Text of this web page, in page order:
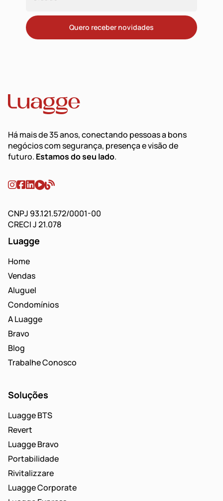
Quero receber novidades
Há mais de 35 anos, conectando pessoas a bons
negócios com segurança, presença e visão de
futuro. Estamos do seu lado.
CNPJ 93.121.572/0001-00
CRECI J 21.078
Luagge
Home
Vendas
Aluguel
Condomínios
A Luagge
Bravo
Blog
Trabalhe Conosco
Soluções
Luagge BTS
Revert
Luagge Bravo
Portabilidade
Rivitalizzare
Luagge Corporate